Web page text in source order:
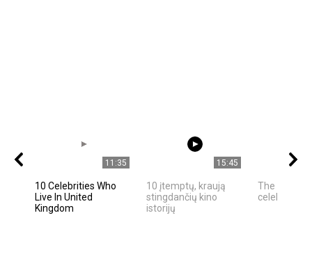
11:35
10 Celebrities Who
Live In United
Kingdom
15:45
10 įtemptų, kraują
stingdančių kino
istorijų
The best
celebrities